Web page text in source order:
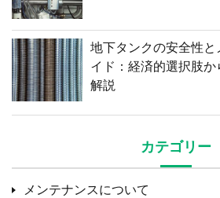
地下タンクの安全性
イド：経済的選択肢
解説
カテゴリー
メンテナンスについて